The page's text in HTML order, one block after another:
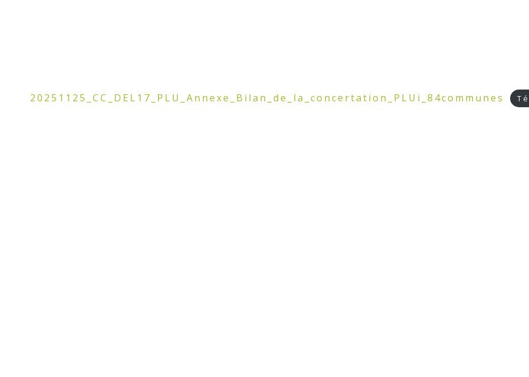
20251125_CC_DEL17_PLU_Annexe_Bilan_de_la_concertation_PLUi_84communes